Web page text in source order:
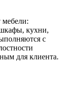
кухни,
с
для клиента.